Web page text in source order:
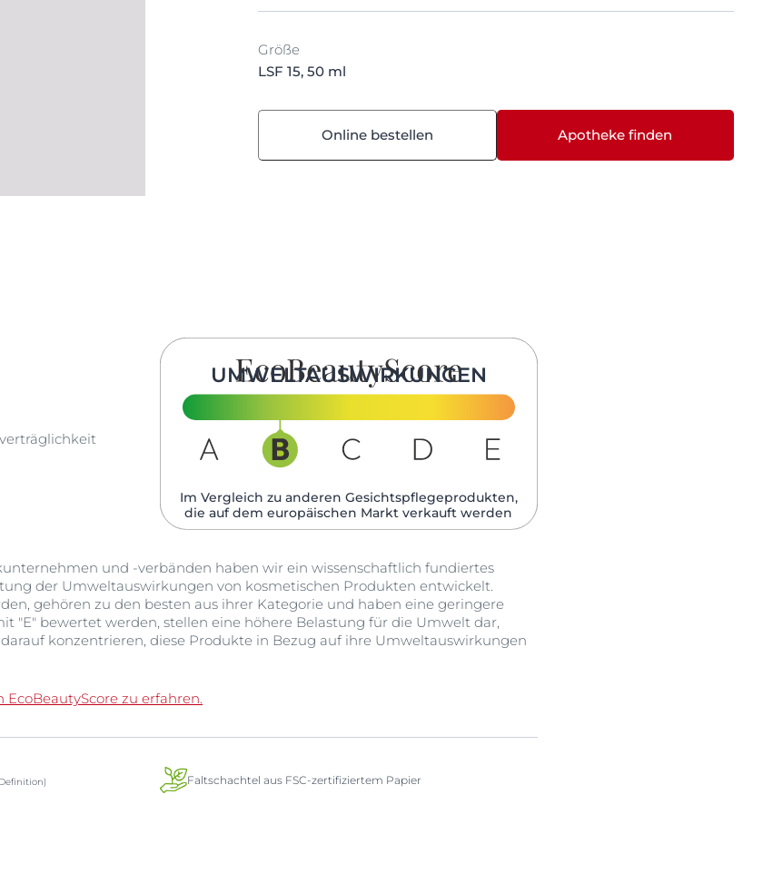
Größe
LSF 15, 50 ml
Online bestellen Apotheke finden
UMWELTAUSWIRKUNGEN
Im Vergleich zu anderen Gesichtspflegeprodukten,
die auf dem europäischen Markt verkauft werden​
und -verbänden haben wir ein wissenschaftlich fundiertes
der Umweltauswirkungen von kosmetischen Produkten entwickelt.
gehören zu den besten aus ihrer Kategorie und haben eine geringere
"E" bewertet werden, stellen eine höhere Belastung für die Umwelt dar,
konzentrieren, diese Produkte in Bezug auf ihre Umweltauswirkungen
zu erfahren.
Faltschachtel aus FSC-zertifiziertem Papier